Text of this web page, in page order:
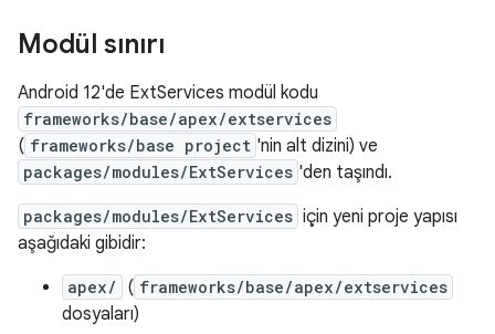
Modül sınırı
Android 12'de ExtServices modül kodu
frameworks/base/apex/extservices
( frameworks/base project 'nin alt dizini) ve
packages/modules/ExtServices 'den taşındı.
packages/modules/ExtServices için yeni proje yapısı
aşağıdaki gibidir:
apex/ ( frameworks/base/apex/extservices
dosyaları)